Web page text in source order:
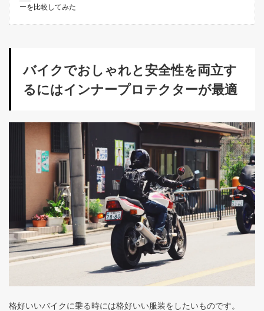
ーを比較してみた
バイクでおしゃれと安全性を両立す
るにはインナープロテクターが最適
格好いいバイクに乗る時には格好いい服装をしたいものです。